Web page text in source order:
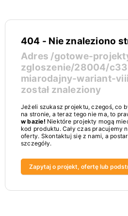
404 - Nie znaleziono
Adres /gotowe-
zgloszenie/28004/
miarodajny-wariant-
został znaleziony
Jeżeli szukasz projektu, czegoś, co
na stronie, a teraz tego nie ma, to
w bazie! Niektóre projekty mogą
kod produktu. Cały czas pracujemy
oferty. Skontaktuj się z nami, a
szczegóły.
Zapytaj o projekt, ofertę lub